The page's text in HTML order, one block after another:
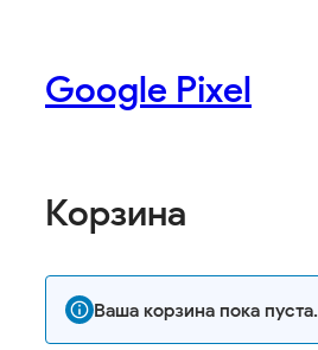
Google Pixel
Корзина
Ваша корзина пока пуста.